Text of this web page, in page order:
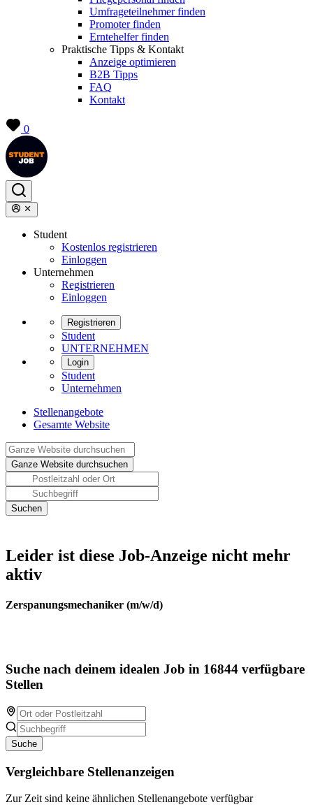
Umfrageteilnehmer finden
Promoter finden
Erntehelfer finden
Praktische Tipps & Kontakt
Anzeige optimieren
B2B Tipps
FAQ
Kontakt
0
Student
Kostenlos registrieren
Einloggen
Unternehmen
Registrieren
Einloggen
Registrieren
Student
UNTERNEHMEN
Login
Student
Unternehmen
Stellenangebote
Gesamte Website
Leider ist diese Job-Anzeige nicht mehr
aktiv
Zerspanungsmechaniker (m/w/d)
Suche nach deinem idealen Job in 16844 verfügbare
Stellen
Suche
Vergleichbare Stellenanzeigen
Zur Zeit sind keine ähnlichen Stellenangebote verfügbar